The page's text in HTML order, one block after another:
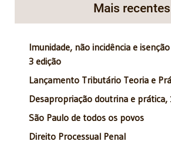
Mais recentes
Imunidade, não incidência e
3 edição
Lançamento Tributário Teoria e
Desapropriação doutrina e prática,
São Paulo de todos os povos
Direito Processual Penal